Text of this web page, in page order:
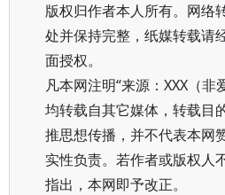
版权归作者本人所有。网络
处并保持完整，纸媒转载请
面授权。
凡本网注明“来源：XXX（非
均转载自其它媒体，转载目
推思想传播，并不代表本网
实性负责。若作者或版权人
指出，本网即予改正。